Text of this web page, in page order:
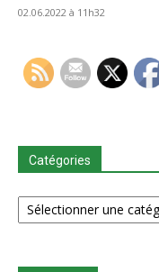
02.06.2022 à 11h32
Catégories
Catégories